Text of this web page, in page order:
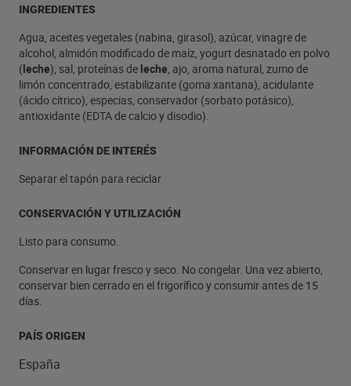
INGREDIENTES
Agua, aceites vegetales (nabina, girasol), azúcar, vinagre de
alcohol, almidón modificado de maíz, yogurt desnatado en polvo
(leche), sal, proteínas de leche, ajo, aroma natural, zumo de
limón concentrado, estabilizante (goma xantana), acidulante
(ácido cítrico), especias, conservador (sorbato potásico),
antioxidante (EDTA de calcio y disodio).
INFORMACIÓN DE INTERÉS
Separar el tapón para reciclar
CONSERVACIÓN Y UTILIZACIÓN
Listo para consumo.
Conservar en lugar fresco y seco. No congelar. Una vez abierto,
conservar bien cerrado en el frigorífico y consumir antes de 15
días.
PAÍS ORIGEN
España